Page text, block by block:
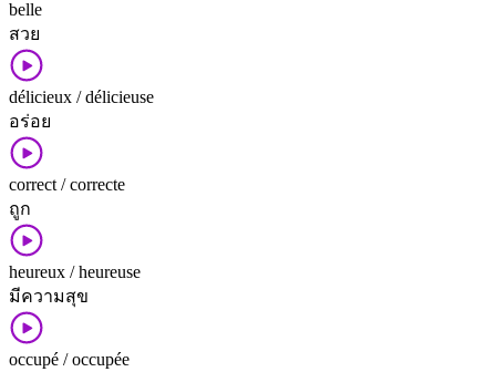
belle
สวย
délicieux / délicieuse
อร่อย
correct / correcte
ถูก
heureux / heureuse
มี​ความ​สุข
occupé / occupée